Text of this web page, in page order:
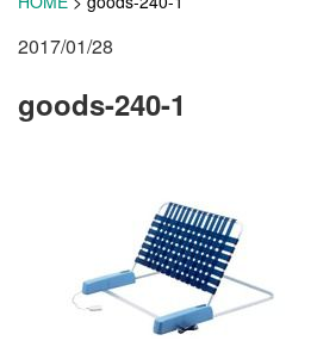
(宿泊)
アクセス
2017/01/28
goods-240-1